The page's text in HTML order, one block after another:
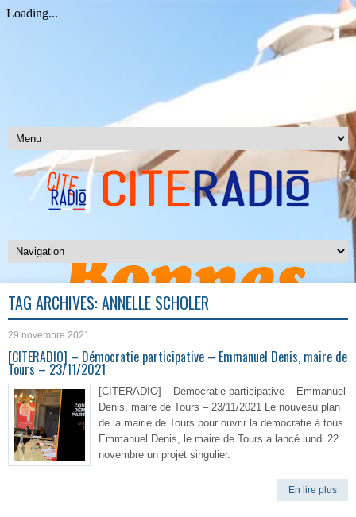
TAG ARCHIVES:ANNELLE SCHOLER
29 novembre 2021
[CITERADIO] – Démocratie participative – Emmanuel Denis, maire de
Tours – 23/11/2021
[CITERADIO] – Démocratie participative – Emmanuel
Denis, maire de Tours – 23/11/2021 Le nouveau plan
de la mairie de Tours pour ouvrir la démocratie à tous
Emmanuel Denis, le maire de Tours a lancé lundi 22
novembre un projet singulier.
En lire plus